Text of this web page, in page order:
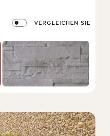
VERGLEICHEN SIE